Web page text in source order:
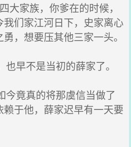
大家族，你爹在的时候，
们家江河日下，史家离心
，想要压其他三家一头。
早不是当初的薛家了。
竟真的将那虞信当做了
于他，薛家迟早有一天要